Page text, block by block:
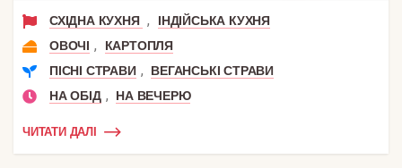
СХІДНА КУХНЯ ,
ІНДІЙСЬКА КУХНЯ
ОВОЧІ ,
КАРТОПЛЯ
ПІСНІ СТРАВИ ,
ВЕГАНСЬКІ СТРАВИ
НА ОБІД , НА ВЕЧЕРЮ
ЧИТАТИ ДАЛІ